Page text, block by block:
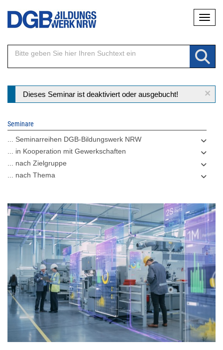
Direkt
Inhalt
×
Statusmeldung
Dieses Seminar ist deaktiviert oder ausgebucht!
Seminare
... Seminarreihen DGB-Bildungswerk NRW
... in Kooperation mit Gewerkschaften
... nach Zielgruppe
... nach Thema